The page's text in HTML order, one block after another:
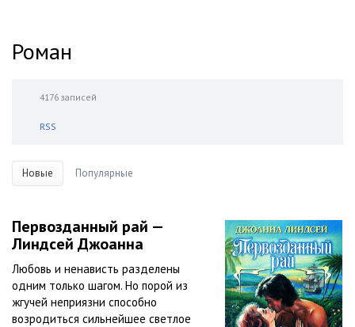
Роман
4176 записей
RSS
Новые Популярные
Первозданный рай —
Линдсей Джоанна
Любовь и ненависть разделены
одним только шагом. Но порой из
жгучей неприязни способно
возродиться сильнейшее светлое